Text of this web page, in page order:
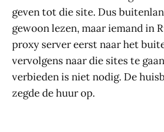
geven tot die site. Dus
gewoon lezen, maar iemand in
proxy server eerst naar het
vervolgens naar die sites te
verbieden is niet nodig. De
zegde de huur op.